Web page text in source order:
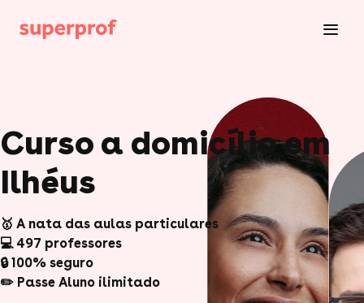
Curso a domicílio em
Ilhéus
🥇 A nata das aulas particulares
💻 497 professores
🔒 100% seguro
✏️ Passe Aluno ilimitado